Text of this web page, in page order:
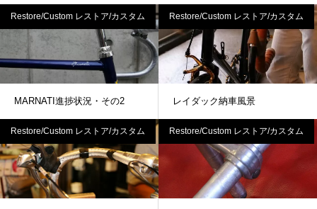
Restore/Custom レストア/カスタム
MARNATI進捗状況・その2
Restore/Custom レストア/カスタム
レイダック納車風景
Restore/Custom レストア/カスタム Restore/Custom レストア/カスタム